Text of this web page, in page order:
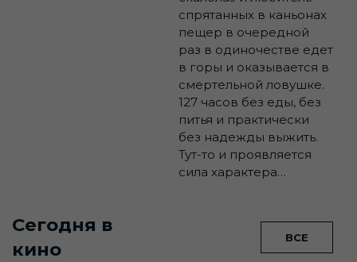
спрятанных в каньонах
пещер в очередной
раз в одиночестве едет
в горы и оказывается в
смертельной ловушке.
127 часов без еды, без
питья и практически
без надежды выжить.
Тут-то и проявляется
сила характера…
Сегодня в
кино
ВСЕ